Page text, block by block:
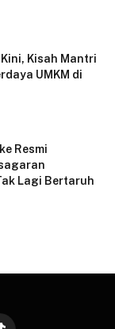
Kisah Mantri
UMKM di
Resmi
Lagi Bertaruh